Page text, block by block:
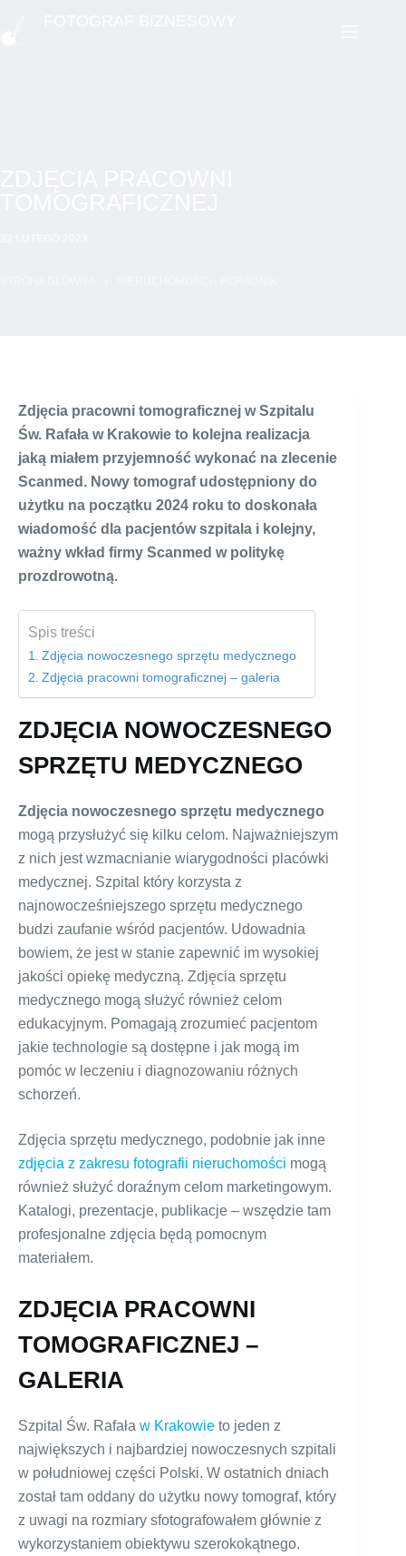
Zdjęcia pracowni tomograficznej w Szpitalu
Św. Rafała w Krakowie to kolejna realizacja
jaką miałem przyjemność wykonać na zlecenie
Scanmed. Nowy tomograf udostępniony do
użytku na początku 2024 roku to doskonała
wiadomość dla pacjentów szpitala i kolejny,
ważny wkład firmy Scanmed w politykę
prozdrowotną.
Spis treści
Zdjęcia nowoczesnego sprzętu medycznego
Zdjęcia pracowni tomograficznej – galeria
ZDJĘCIA NOWOCZESNEGO
SPRZĘTU MEDYCZNEGO
Zdjęcia nowoczesnego sprzętu medycznego
mogą przysłużyć się kilku celom. Najważniejszym
z nich jest wzmacnianie wiarygodności placówki
medycznej. Szpital który korzysta z
najnowocześniejszego sprzętu medycznego
budzi zaufanie wśród pacjentów. Udowadnia
bowiem, że jest w stanie zapewnić im wysokiej
jakości opiekę medyczną. Zdjęcia sprzętu
medycznego mogą służyć również celom
edukacyjnym. Pomagają zrozumieć pacjentom
jakie technologie są dostępne i jak mogą im
pomóc w leczeniu i diagnozowaniu różnych
schorzeń.
Zdjęcia sprzętu medycznego, podobnie jak inne
zdjęcia z zakresu fotografii nieruchomości mogą
również służyć doraźnym celom marketingowym.
Katalogi, prezentacje, publikacje – wszędzie tam
profesjonalne zdjęcia będą pomocnym
materiałem.
ZDJĘCIA PRACOWNI
TOMOGRAFICZNEJ –
GALERIA
Szpital Św. Rafała w Krakowie to jeden z
największych i najbardziej nowoczesnych szpitali
w południowej części Polski. W ostatnich dniach
został tam oddany do użytku nowy tomograf, który
z uwagi na rozmiary sfotografowałem głównie z
wykorzystaniem obiektywu szerokokątnego.